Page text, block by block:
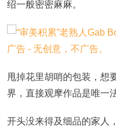
绍一般密密麻麻。
甩掉花里胡哨的包装，想
界，直接观摩作品是唯一
开头没来得及细品的家人